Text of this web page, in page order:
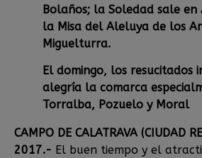
Bolaños; la Soledad sale en
la Misa del Aleluya de los
Miguelturra.
El domingo, los resucitados
alegría la comarca
Torralba, Pozuelo y Moral
CAMPO DE CALATRAVA (CIUDAD
2017.- El buen tiempo y el